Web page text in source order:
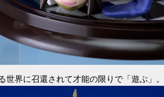
世界に召還されて才能の限りで「遊ぶ」